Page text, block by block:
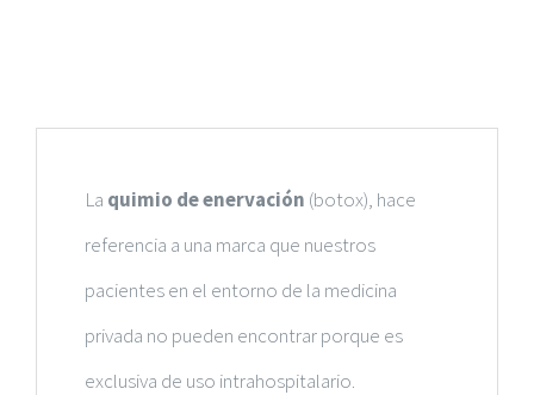
La quimio de enervación (botox), hace
referencia a una marca que nuestros
pacientes en el entorno de la medicina
privada no pueden encontrar porque es
exclusiva de uso intrahospitalario.